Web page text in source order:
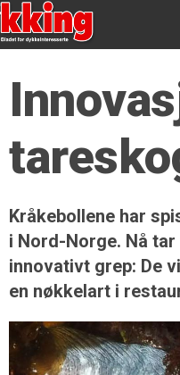
Kråkebollene har
i Nord-Norge. Nå
innovativt grep: De
en nøkkelart i